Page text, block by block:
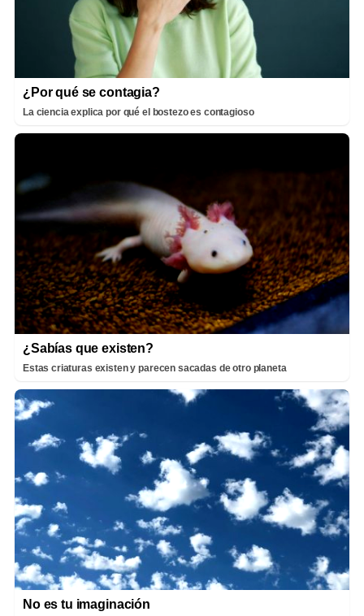
¿Por qué se contagia?
La ciencia explica por qué el bostezo es contagioso
¿Sabías que existen?
Estas criaturas existen y parecen sacadas de otro planeta
No es tu imaginación